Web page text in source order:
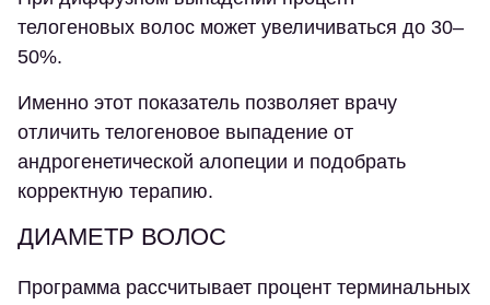
телогеновых волос может увеличиваться до 30–
50%.
Именно этот показатель позволяет врачу
отличить телогеновое выпадение от
андрогенетической алопеции и подобрать
корректную терапию.
ДИАМЕТР ВОЛОС
Программа рассчитывает процент терминальных